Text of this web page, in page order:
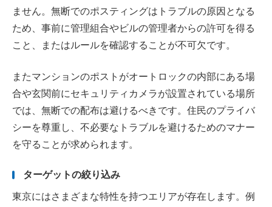
ません。無断でのポスティングはトラブルの原因となる
ため、事前に管理組合やビルの管理者からの許可を得る
こと、またはルールを確認することが不可欠です。
またマンションのポストがオートロックの内部にある場
合や玄関前にセキュリティカメラが設置されている場所
では、無断での配布は避けるべきです。住民のプライバ
シーを尊重し、不必要なトラブルを避けるためのマナー
を守ることが求められます。
ターゲットの絞り込み
東京にはさまざまな特性を持つエリアが存在します。例